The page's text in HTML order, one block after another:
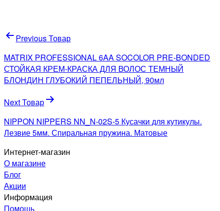
Навигация
по
записям
Previous Товар
MATRIX PROFESSIONAL 6AA SOCOLOR PRE-BONDED
СТОЙКАЯ КРЕМ-КРАСКА ДЛЯ ВОЛОС ТЕМНЫЙ
БЛОНДИН ГЛУБОКИЙ ПЕПЕЛЬНЫЙ, 90мл
Next Товар
NIPPON NIPPERS NN_N-02S-5 Кусачки для кутикулы.
Лезвие 5мм. Спиральная пружина. Матовые
Интернет-магазин
О магазине
Блог
Акции
Информация
Помощь